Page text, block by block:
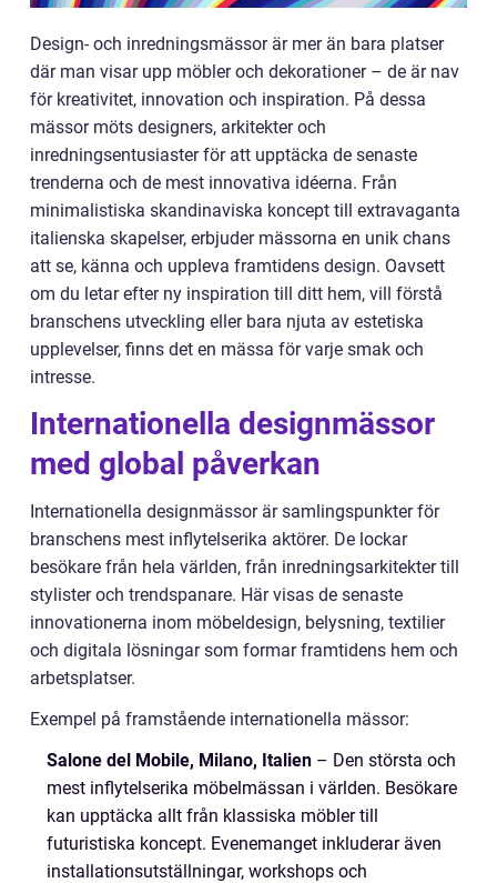
Design- och inredningsmässor är mer än bara platser
där man visar upp möbler och dekorationer – de är nav
för kreativitet, innovation och inspiration. På dessa
mässor möts designers, arkitekter och
inredningsentusiaster för att upptäcka de senaste
trenderna och de mest innovativa idéerna. Från
minimalistiska skandinaviska koncept till extravaganta
italienska skapelser, erbjuder mässorna en unik chans
att se, känna och uppleva framtidens design. Oavsett
om du letar efter ny inspiration till ditt hem, vill förstå
branschens utveckling eller bara njuta av estetiska
upplevelser, finns det en mässa för varje smak och
intresse.
Internationella designmässor
med global påverkan
Internationella designmässor är samlingspunkter för
branschens mest inflytelserika aktörer. De lockar
besökare från hela världen, från inredningsarkitekter till
stylister och trendspanare. Här visas de senaste
innovationerna inom möbeldesign, belysning, textilier
och digitala lösningar som formar framtidens hem och
arbetsplatser.
Exempel på framstående internationella mässor:
Salone del Mobile, Milano, Italien – Den största och
mest inflytelserika möbelmässan i världen. Besökare
kan upptäcka allt från klassiska möbler till
futuristiska koncept. Evenemanget inkluderar även
installationsutställningar, workshops och